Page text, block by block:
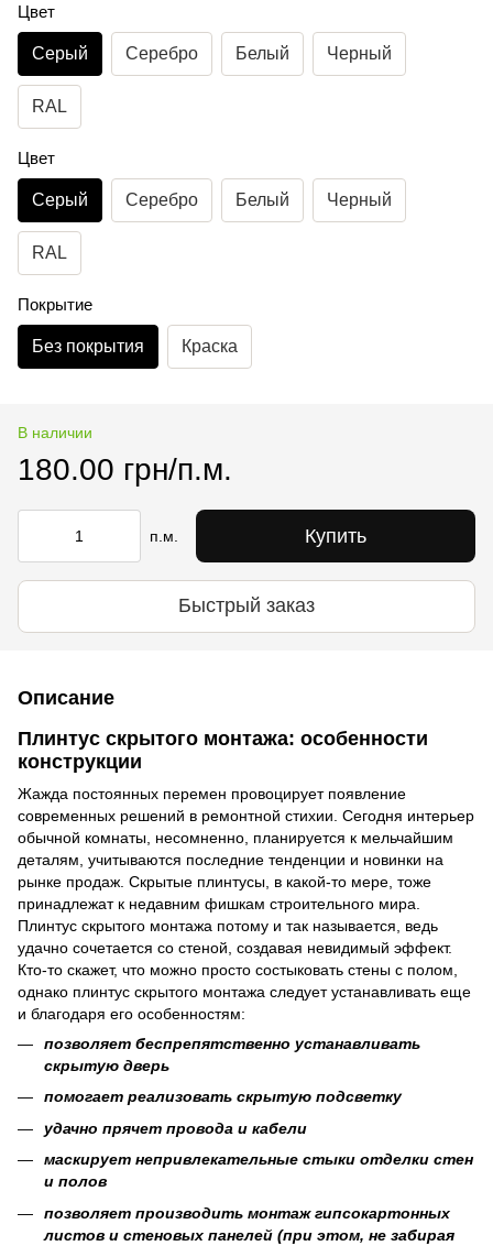
Цвет
Серый Серебро Белый Черный
RAL
Цвет
Серый Серебро Белый Черный
RAL
Покрытие
Без покрытия Краска
В наличии
180.00 грн/п.м.
п.м. Купить
Быстрый заказ
Описание
Плинтус скрытого монтажа: особенности
конструкции
Жажда постоянных перемен провоцирует появление
современных решений в ремонтной стихии. Сегодня интерьер
обычной комнаты, несомненно, планируется к мельчайшим
деталям, учитываются последние тенденции и новинки на
рынке продаж. Скрытые плинтусы, в какой-то мере, тоже
принадлежат к недавним фишкам строительного мира.
Плинтус скрытого монтажа потому и так называется, ведь
удачно сочетается со стеной, создавая невидимый эффект.
Кто-то скажет, что можно просто состыковать стены с полом,
однако плинтус скрытого монтажа следует устанавливать еще
и благодаря его особенностям:
позволяет беспрепятственно устанавливать
скрытую дверь
помогает реализовать скрытую подсветку
удачно прячет провода и кабели
маскирует непривлекательные стыки отделки стен
и полов
позволяет производить монтаж гипсокартонных
листов и стеновых панелей (при этом, не забирая